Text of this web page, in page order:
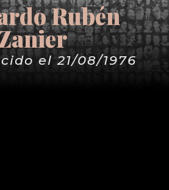
Rubén
el 21/08/1976